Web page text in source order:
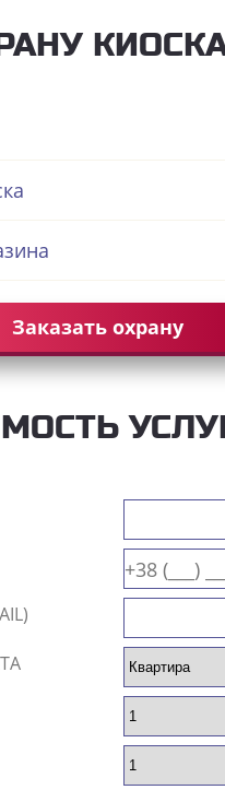
Заказать охрану